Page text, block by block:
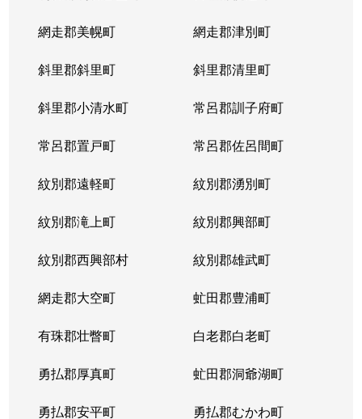
網走郡美幌町 網走郡津別町
斜里郡斜里町 斜里郡清里町
斜里郡小清水町 常呂郡訓子府町
常呂郡置戸町 常呂郡佐呂間町
紋別郡遠軽町 紋別郡湧別町
紋別郡滝上町 紋別郡興部町
紋別郡西興部村 紋別郡雄武町
網走郡大空町 虻田郡豊浦町
有珠郡壮瞥町 白老郡白老町
勇払郡厚真町 虻田郡洞爺湖町
勇払郡安平町 勇払郡むかわ町